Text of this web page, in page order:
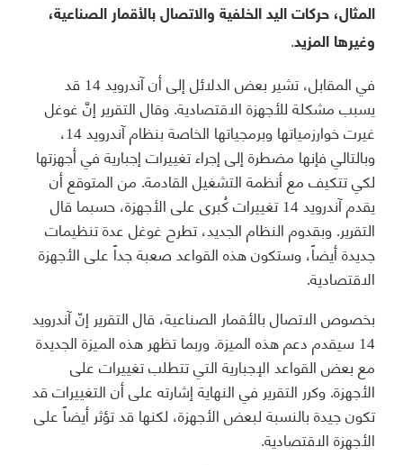
المثال، حركات اليد الخلفية والاتصال بالأقمار الصناعية،
وغيرها المزيد.
في المقابل، تشير بعض الدلائل إلى أن آندرويد 14 قد
يسبب مشكلة للأجهزة الاقتصادية. وقال التقرير إنَّ غوغل
غيرت خوارزمياتها وبرمجياتها الخاصة بنظام آندرويد 14،
وبالتالي فإنها مضطرة إلى إجراء تغييرات إجبارية في أجهزتها
لكي تتكيف مع أنظمة التشغيل القادمة. من المتوقع أن
يقدم آندرويد 14 تغييرات كُبرى على الأجهزة، حسبما قال
التقرير. وبقدوم النظام الجديد، تطرح غوغل عدة تنظيمات
جديدة أيضاً، وستكون هذه القواعد صعبة جداً على الأجهزة
الاقتصادية.
بخصوص الاتصال بالأقمار الصناعية، قال التقرير إنّ آندرويد
14 سيقدم دعم هذه الميزة. وربما تظهر هذه الميزة الجديدة
مع بعض القواعد الإجبارية التي تتطلب تغييرات على
الأجهزة. وكرر التقرير في النهاية إشارته على أن التغييرات قد
تكون جيدة بالنسبة لبعض الأجهزة، لكنها قد تؤثر أيضاً على
الأجهزة الاقتصادية.